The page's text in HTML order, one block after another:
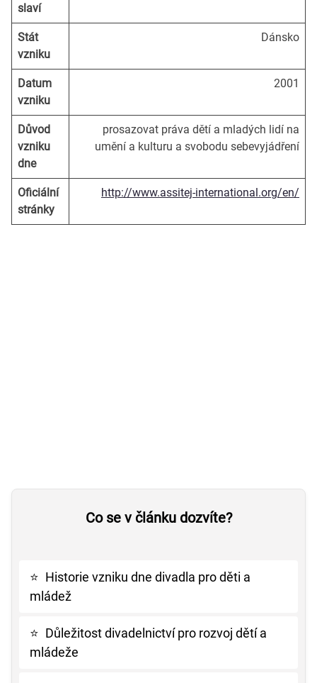
slaví
Stát
vzniku
Dánsko
Datum
vzniku
2001
Důvod
vzniku
dne
prosazovat práva dětí a mladých lidí na
umění a kulturu a svobodu sebevyjádření
Oficiální
stránky
http://www.assitej-international.org/en/
Co se v článku dozvíte?
⭐ Historie vzniku dne divadla pro děti a
mládež
⭐ Důležitost divadelnictví pro rozvoj dětí a
mládeže